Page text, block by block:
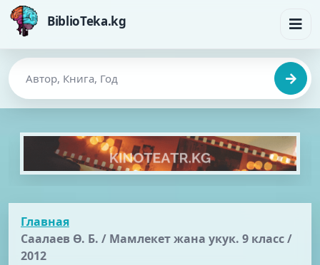
BiblioTeka.kg
Главная
Caaлaeв Ө. Б. / Мамлекет жана укук. 9 класс /
2012